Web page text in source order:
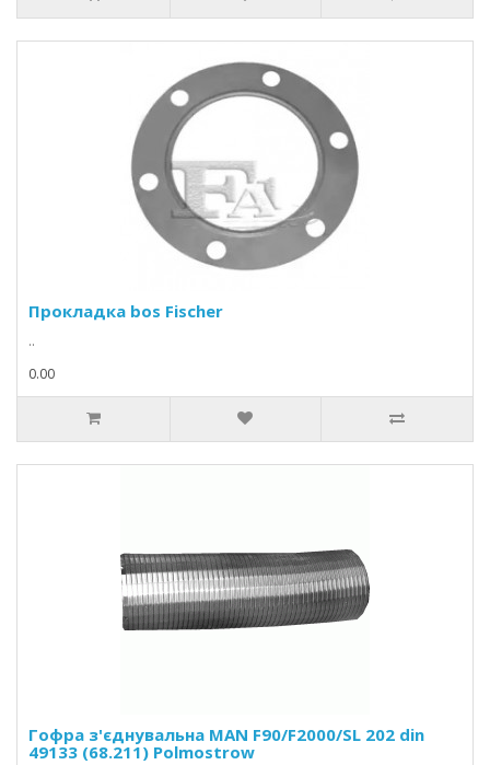
Прокладка bos Fischer
..
0.00
Гофра з'єднувальна MAN F90/F2000/SL 202 din
49133 (68.211) Polmostrow